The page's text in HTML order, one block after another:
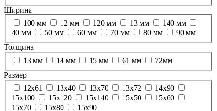
Ширина
100 мм
12 мм 120 мм 13 мм
140 мм
40 мм
50 мм 60 мм 70 мм 80 мм
90 мм
Толщина
13 мм
14 мм 15 мм 61 мм
72мм
Размер
12х61
13х40 13х70 13х72
14х90
15х100
15х120 15х140 15х50
15х60
15х70
15х80 15х90